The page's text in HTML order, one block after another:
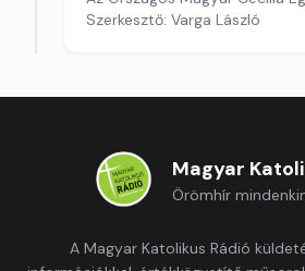
Szerkesztő: Varga László
Magyar
Örömhír
A Magyar Katolikus Rádió